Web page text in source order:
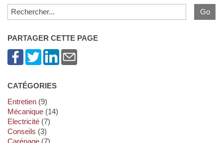
PARTAGER CETTE PAGE
CATÉGORIES
Entretien(9)
Mécanique(14)
Electricité(7)
Conseils (3)
Carénage(7)